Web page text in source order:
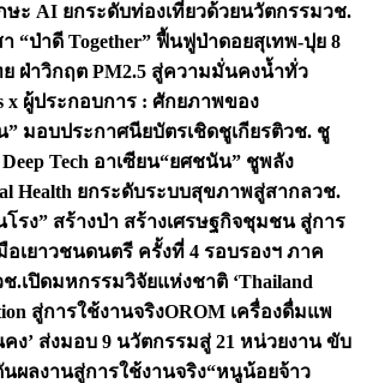
ะ AI ยกระดับท่องเที่ยวด้วยนวัตกรรมวช.
“ป่าดี Together” ฟื้นฟูป่าดอยสุเทพ-ปุย 8
ฝ่าวิกฤต PM2.5 สู่ความมั่นคงน้ำทั่ว
x ผู้ประกอบการ : ศักยภาพของ
มอบประกาศนียบัตรเชิดชูเกียรติวช. ชู
Tech อาเซียน“ยศชนัน” ชูพลัง
Health ยกระดับระบบสุขภาพสู่สากลวช.
รง” สร้างป่า สร้างเศรษฐกิจชุมชน สู่การ
เยาวชนดนตรี ครั้งที่ 4 รอบรองฯ ภาค
ช.เปิดมหกรรมวิจัยแห่งชาติ ‘Thailand
สู่การใช้งานจริงOROM เครื่องดื่มแพ
’ ส่งมอบ 9 นวัตกรรมสู่ 21 หน่วยงาน ขับ
ผลงานสู่การใช้งานจริง“หนูน้อยจ้าว